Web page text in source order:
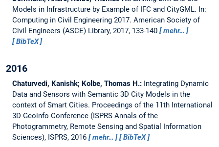
Models in Infrastructure by Example of IFC and CityGML. In:
Computing in Civil Engineering 2017. American Society of
Civil Engineers (ASCE) Library, 2017, 133-140
mehr…
BibTeX
2016
Chaturvedi, Kanishk; Kolbe, Thomas H.: Integrating Dynamic
Data and Sensors with Semantic 3D City Models in the
context of Smart Cities. Proceedings of the 11th International
3D Geoinfo Conference (ISPRS Annals of the
Photogrammetry, Remote Sensing and Spatial Information
Sciences), ISPRS, 2016
mehr… BibTeX